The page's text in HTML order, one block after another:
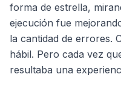
forma de estrella,
ejecución fue
la cantidad de errores.
hábil. Pero cada vez
resultaba una